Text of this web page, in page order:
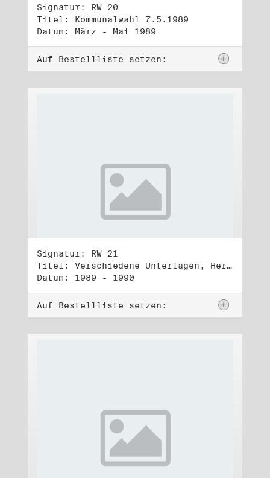
Signatur: RW 20
Titel: Kommunalwahl 7.5.1989
Datum: März - Mai 1989
Auf Bestellliste setzen:
Signatur: RW 21
Titel: Verschiedene Unterlagen, Herbst 1989 bis Herbst 1990
Datum: 1989 - 1990
Auf Bestellliste setzen: